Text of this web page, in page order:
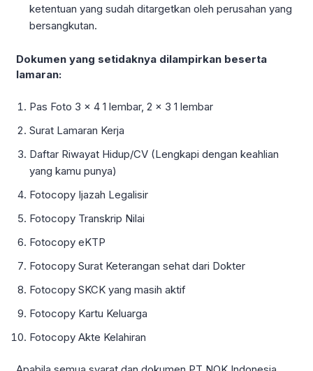
ketentuan yang sudah ditargetkan oleh perusahan yang
bersangkutan.
Dokumen yang setidaknya dilampirkan beserta
lamaran:
Pas Foto 3 x 4 1 lembar, 2 x 3 1 lembar
Surat Lamaran Kerja
Daftar Riwayat Hidup/CV (Lengkapi dengan keahlian
yang kamu punya)
Fotocopy Ijazah Legalisir
Fotocopy Transkrip Nilai
Fotocopy eKTP
Fotocopy Surat Keterangan sehat dari Dokter
Fotocopy SKCK yang masih aktif
Fotocopy Kartu Keluarga
Fotocopy Akte Kelahiran